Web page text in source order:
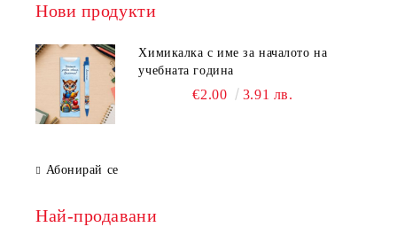
Нови продукти
Химикалка с име за началото на
учебната година
€2.00 3.91 лв.
Абонирай се
Най-продавани